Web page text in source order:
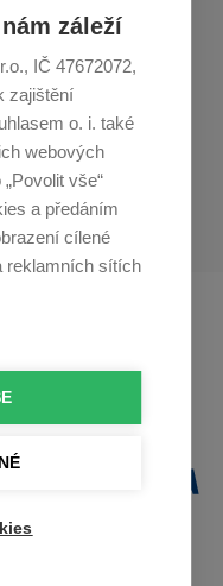
záleží
IČ 47672072,
zajištění
o. i. také
webových
vše“
a předáním
cílené
reklamních sítích